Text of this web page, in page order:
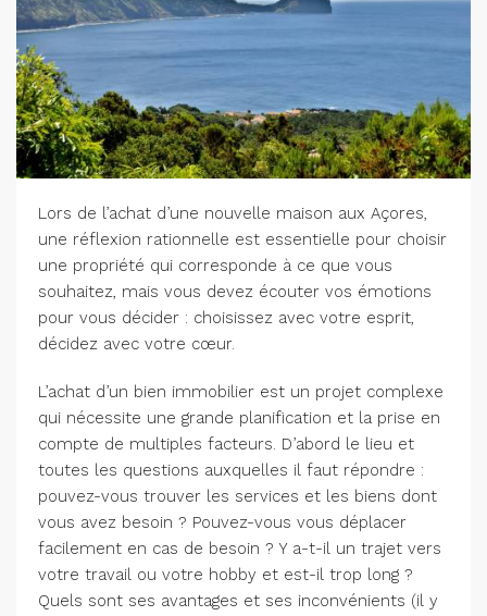
Lors de l’achat d’une nouvelle maison aux Açores,
une réflexion rationnelle est essentielle pour choisir
une propriété qui corresponde à ce que vous
souhaitez, mais vous devez écouter vos émotions
pour vous décider : choisissez avec votre esprit,
décidez avec votre cœur.
L’achat d’un bien immobilier est un projet complexe
qui nécessite une grande planification et la prise en
compte de multiples facteurs. D’abord le lieu et
toutes les questions auxquelles il faut répondre :
pouvez-vous trouver les services et les biens dont
vous avez besoin ? Pouvez-vous vous déplacer
facilement en cas de besoin ? Y a-t-il un trajet vers
votre travail ou votre hobby et est-il trop long ?
Quels sont ses avantages et ses inconvénients (il y